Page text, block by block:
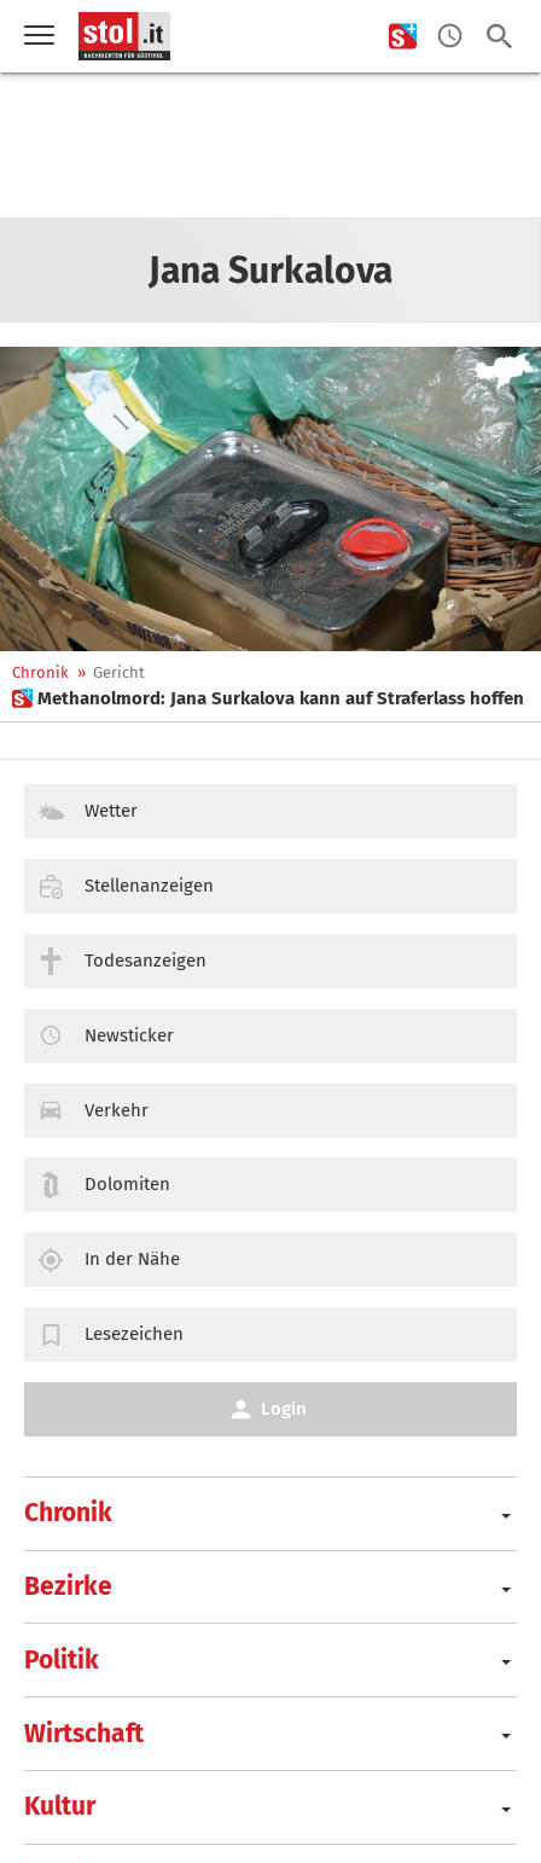
Jana Surkalova
Chronik » Gericht
 Methanolmord: Jana Surkalova kann auf Straferlass hoffen
Chronik
Bezirke
Politik
Wirtschaft
Kultur
Wetter
Stellenanzeigen
Todesanzeigen
Newsticker
Verkehr
Dolomiten
In der Nähe
Lesezeichen
Login